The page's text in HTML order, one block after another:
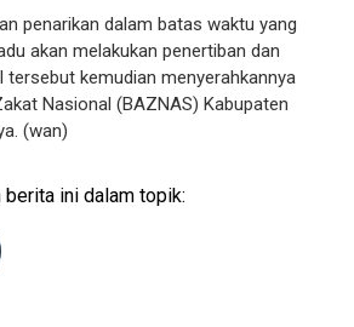
penarikan dalam batas waktu yang
akan melakukan penertiban dan
tersebut kemudian menyerahkannya
Nasional (BAZNAS) Kabupaten
(wan)
berita ini dalam topik: